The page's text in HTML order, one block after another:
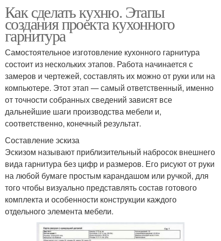
Как сделать кухню. Этапы
создания проекта кухонного
гарнитура
Самостоятельное изготовление кухонного гарнитура
состоит из нескольких этапов. Работа начинается с
замеров и чертежей, составлять их можно от руки или на
компьютере. Этот этап — самый ответственный, именно
от точности собранных сведений зависят все
дальнейшие шаги производства мебели и,
соответственно, конечный результат.
Составление эскиза
Эскизом называют приблизительный набросок внешнего
вида гарнитура без цифр и размеров. Его рисуют от руки
на любой бумаге простым карандашом или ручкой, для
того чтобы визуально представлять состав готового
комплекта и особенности конструкции каждого
отдельного элемента мебели.